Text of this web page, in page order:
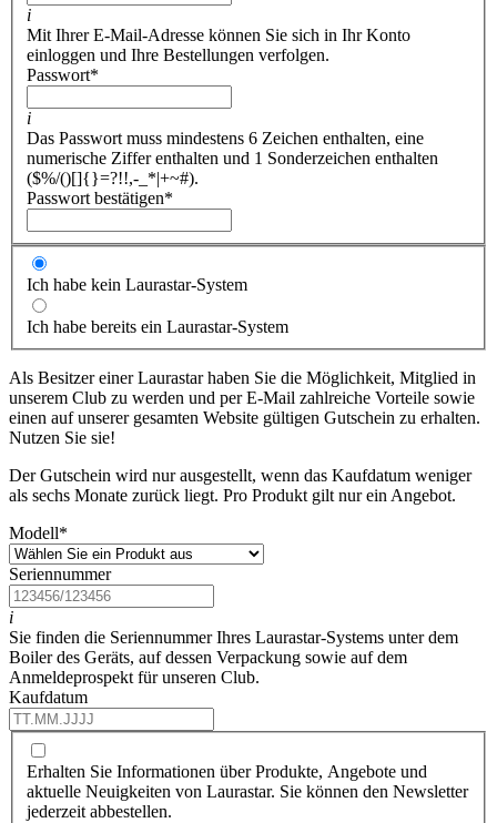
i
Mit Ihrer E-Mail-Adresse können Sie sich in Ihr Konto
einloggen und Ihre Bestellungen verfolgen.
Passwort*
i
Das Passwort muss mindestens 6 Zeichen enthalten, eine
numerische Ziffer enthalten und 1 Sonderzeichen enthalten
($%/()[]{}=?!!,-_*|+~#).
Passwort bestätigen*
Ich habe kein Laurastar-System
Ich habe bereits ein Laurastar-System
Als Besitzer einer Laurastar haben Sie die Möglichkeit, Mitglied in
unserem Club zu werden und per E-Mail zahlreiche Vorteile sowie
einen auf unserer gesamten Website gültigen Gutschein zu erhalten.
Nutzen Sie sie!
Der Gutschein wird nur ausgestellt, wenn das Kaufdatum weniger
als sechs Monate zurück liegt. Pro Produkt gilt nur ein Angebot.
Modell*
Seriennummer
i
Sie finden die Seriennummer Ihres Laurastar-Systems unter dem
Boiler des Geräts, auf dessen Verpackung sowie auf dem
Anmeldeprospekt für unseren Club.
Kaufdatum
Erhalten Sie Informationen über Produkte, Angebote und
aktuelle Neuigkeiten von Laurastar. Sie können den Newsletter
jederzeit abbestellen.